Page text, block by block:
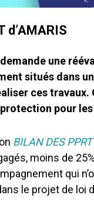
d’AMARIS
une
situés dans
ces
pour
BILAN DES PPRT
moins de
qui
le projet de loi